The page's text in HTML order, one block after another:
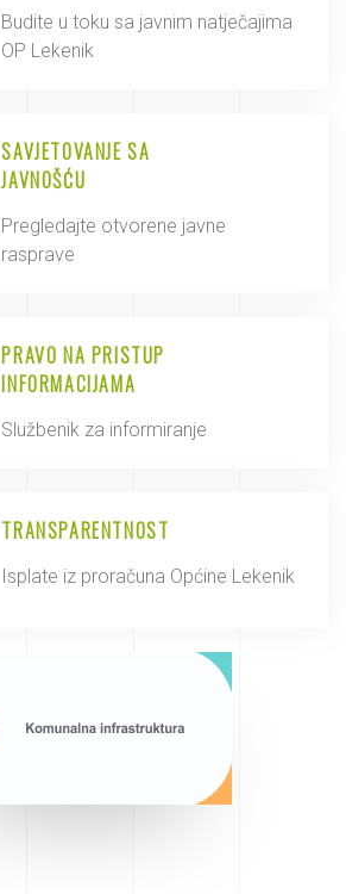
Budite u toku sa javnim natječajima
OP Lekenik
SAVJETOVANJE SA
JAVNOŠĆU
Pregledajte otvorene javne
rasprave
PRAVO NA PRISTUP
INFORMACIJAMA
Službenik za informiranje
TRANSPARENTNOST
Isplate iz proračuna Općine Lekenik